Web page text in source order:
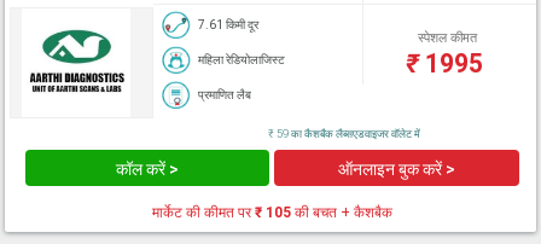
7.61 किमी दूर
महिला रेडियोलाजिस्ट
प्रमाणित लैब
स्पेशल कीमत
₹1995
₹ 59 का कैशबैक लैब्सएडवाइजर वॉलेट में
कॉल करें > ऑनलाइन बुक करें >
मार्केट की कीमत पर₹ 105की बचत + कैशबैक